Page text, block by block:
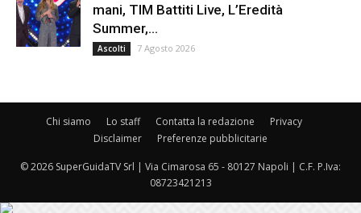
mani, TIM Battiti Live, L’Eredità
Summer,...
Ascolti 7 Agosto 2026
Chi siamo Lo staff Contatta la redazione
Privacy
Disclaimer
Preferenze pubblicitarie
© 2026 SuperGuidaTV Srl | Via Cimarosa 65 - 80127 Napoli | C.F. P.Iva:
08723421213